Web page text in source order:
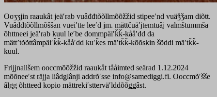
Ooʒʒjin raaukât jeäʹrab vuâđđtõõllmõõžžid stipeeʹnd vuäǯǯam diõtt.
Vuâđđtõõllmõššan vueiʹtte leeʹd jm. mättčuäʹjtemtuâj valmštummša
õhttneei jeäʹrab kuul leʹbe dommpäiʹǩǩ-kååʹdd da
mätt’tõõttâmpäiʹǩǩ-kååʹdd kuʹǩes mäʹtǩǩ-kõõskin šõddi mäʹtǩǩ-
kuul.
Frijjnallšem ooccmõõžžid raaukât tååimted seärad 1.12.2024
mõõneeʹst räjja liâdǥlânji addrõʹsse info@samediggi.fi. Ooccmõʹšše
âlgg õhtteed kopio mättrekiʹstterväʹlddõõǥǥâst.